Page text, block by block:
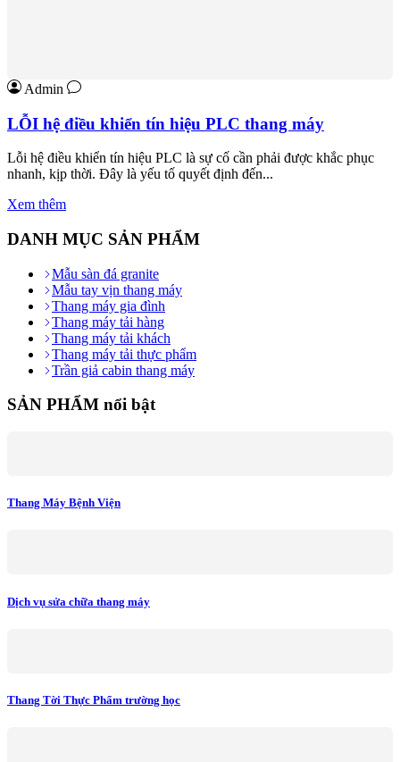
Admin
LỖI hệ điều khiển tín hiệu PLC thang máy
Lỗi hệ điều khiển tín hiệu PLC là sự cố cần phải được khắc phục
nhanh, kịp thời. Đây là yếu tố quyết định đến...
Xem thêm
DANH MỤC SẢN PHẨM
Mẫu sàn đá granite
Mẫu tay vịn thang máy
Thang máy gia đình
Thang máy tải hàng
Thang máy tải khách
Thang máy tải thực phẩm
Trần giả cabin thang máy
SẢN PHẨM nổi bật
Thang Máy Bệnh Viện
Dịch vụ sửa chữa thang máy
Thang Tời Thực Phẩm trường học